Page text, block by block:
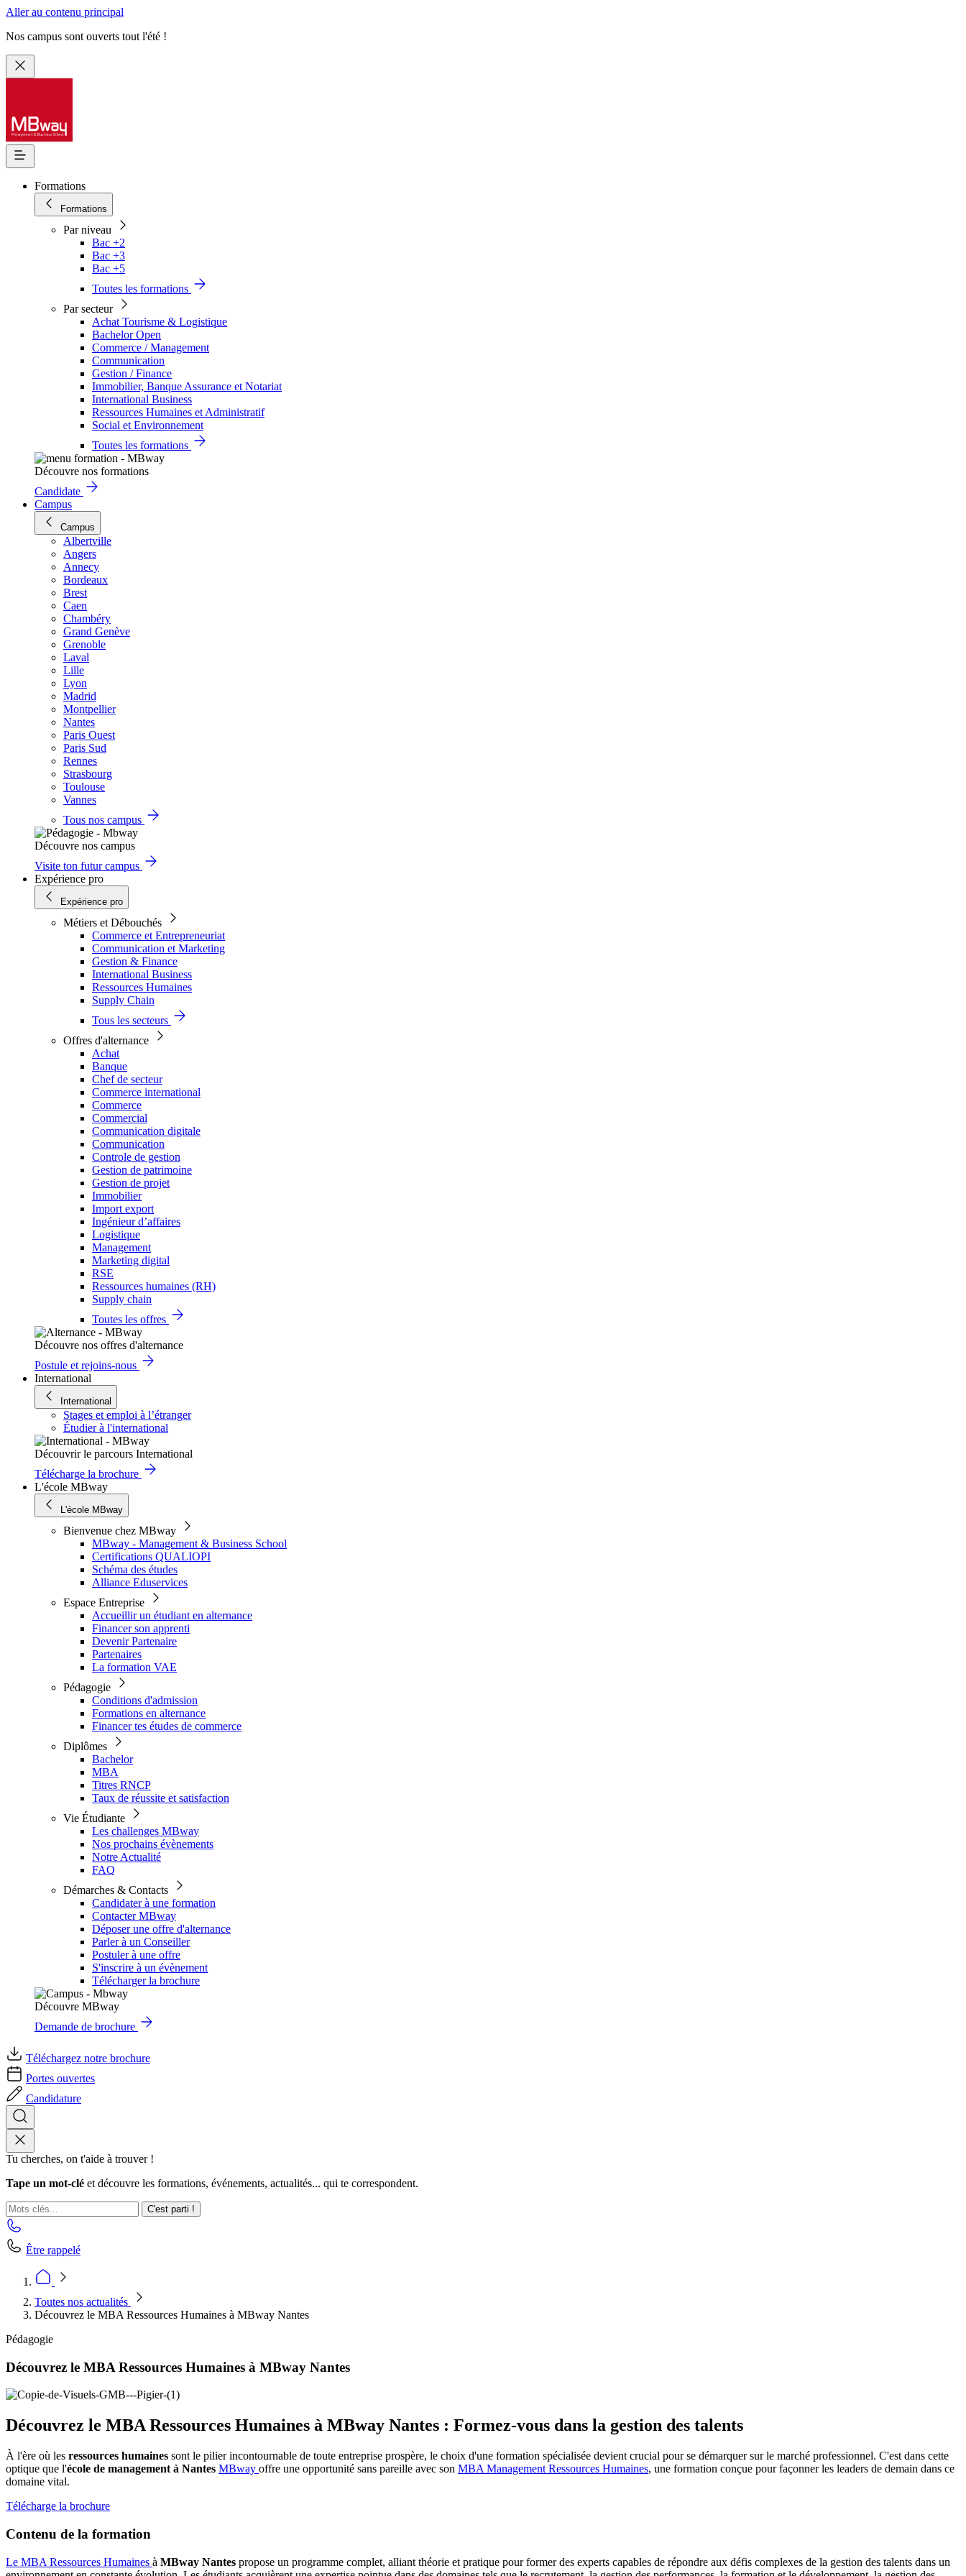
Aller au contenu principal
Nos campus sont ouverts tout l'été !
Formations
Formations
Par niveau
Bac +2
Bac +3
Bac +5
Toutes les formations
Par secteur
Achat Tourisme & Logistique
Bachelor Open
Commerce / Management
Communication
Gestion / Finance
Immobilier, Banque Assurance et Notariat
International Business
Ressources Humaines et Administratif
Social et Environnement
Toutes les formations
Découvre nos formations
Candidate
Campus
Campus
Albertville
Angers
Annecy
Bordeaux
Brest
Caen
Chambéry
Grand Genève
Grenoble
Laval
Lille
Lyon
Madrid
Montpellier
Nantes
Paris Ouest
Paris Sud
Rennes
Strasbourg
Toulouse
Vannes
Tous nos campus
Découvre nos campus
Visite ton futur campus
Expérience pro
Expérience pro
Métiers et Débouchés
Commerce et Entrepreneuriat
Communication et Marketing
Gestion & Finance
International Business
Ressources Humaines
Supply Chain
Tous les secteurs
Offres d'alternance
Achat
Banque
Chef de secteur
Commerce international
Commerce
Commercial
Communication digitale
Communication
Controle de gestion
Gestion de patrimoine
Gestion de projet
Immobilier
Import export
Ingénieur d’affaires
Logistique
Management
Marketing digital
RSE
Ressources humaines (RH)
Supply chain
Toutes les offres
Découvre nos offres d'alternance
Postule et rejoins-nous
International
International
Stages et emploi à l’étranger
Étudier à l'international
Découvrir le parcours International
Télécharge la brochure
L'école MBway
L'école MBway
Bienvenue chez MBway
MBway - Management & Business School
Certifications QUALIOPI
Schéma des études
Alliance Eduservices
Espace Entreprise
Accueillir un étudiant en alternance
Financer son apprenti
Devenir Partenaire
Partenaires
La formation VAE
Pédagogie
Conditions d'admission
Formations en alternance
Financer tes études de commerce
Diplômes
Bachelor
MBA
Titres RNCP
Taux de réussite et satisfaction
Vie Étudiante
Les challenges MBway
Nos prochains évènements
Notre Actualité
FAQ
Démarches & Contacts
Candidater à une formation
Contacter MBway
Déposer une offre d'alternance
Parler à un Conseiller
Postuler à une offre
S'inscrire à un évènement
Télécharger la brochure
Découvre MBway
Demande de brochure
Téléchargez notre brochure
Portes ouvertes
Candidature
Tu cherches, on t'aide à trouver !
Tape un mot-clé et découvre les formations, événements, actualités... qui te correspondent.
C'est parti !
Être rappelé
Toutes nos actualités
Découvrez le MBA Ressources Humaines à MBway Nantes
Pédagogie
Découvrez le MBA Ressources Humaines à MBway Nantes
Découvrez le MBA Ressources Humaines à MBway Nantes : Formez-vous dans la gestion des talents
À l'ère où les ressources humaines sont le pilier incontournable de toute entreprise prospère, le choix d'une formation spécialisée devient crucial pour se démarquer sur le marché professionnel. C'est dans cette
optique que l'école de management à Nantes MBway offre une opportunité sans pareille avec son MBA Management Ressources Humaines, une formation conçue pour façonner les leaders de demain dans ce
domaine vital.
Télécharge la brochure
Contenu de la formation
Le MBA Ressources Humaines à MBway Nantes propose un programme complet, alliant théorie et pratique pour former des experts capables de répondre aux défis complexes de la gestion des talents dans un